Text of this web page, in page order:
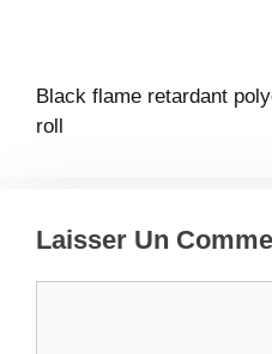
Black flame retardant
roll
Laisser Un